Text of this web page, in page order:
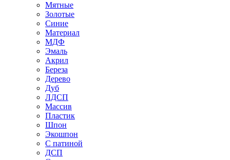
Мятные
Золотые
Синие
Материал
МДФ
Эмаль
Акрил
Береза
Дерево
Дуб
ЛДСП
Массив
Пластик
Шпон
Экошпон
С патиной
ДСП